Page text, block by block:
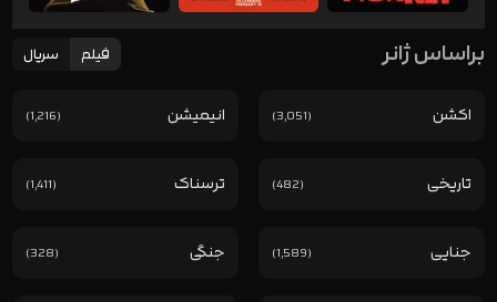
براساس ژ‌انر فیلم سریال
اکشن (3,051) انیمیشن (1,216)
تاریخی (482) ترسناک (1,411)
جنایی (1,589) جنگی (328)